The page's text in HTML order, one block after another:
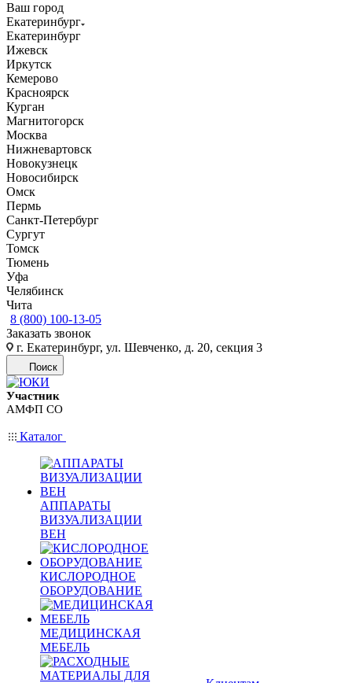
Ваш город
Екатеринбург
Екатеринбург
Ижевск
Иркутск
Кемерово
Красноярск
Курган
Магнитогорск
Москва
Нижневартовск
Новокузнецк
Новосибирск
Омск
Пермь
Санкт-Петербург
Сургут
Томск
Тюмень
Уфа
Челябинск
Чита
8 (800) 100-13-05
Заказать звонок
г. Екатеринбург, ул. Шевченко, д. 20, секция 3
Поиск
Участник
АМФП СО
Каталог
АППАРАТЫ
ВИЗУАЛИЗАЦИИ
ВЕН
КИСЛОРОДНОЕ
ОБОРУДОВАНИЕ
МЕДИЦИНСКАЯ
МЕБЕЛЬ